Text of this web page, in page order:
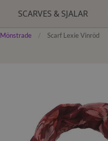
SCARVES & SJALAR
Mönstrade Scarf Lexie Vinröd